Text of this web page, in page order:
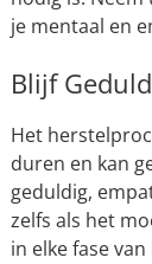
je mentaal en
Blijf
Het
duren en kan
geduldig,
zelfs als het
in elke fase